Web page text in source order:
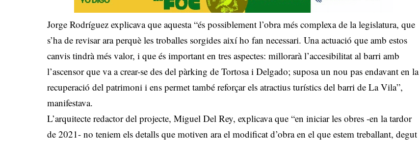
Jorge Rodríguez explicava que aquesta “és possiblement l’obra més complexa de la legislatura, que
s’ha de revisar ara perquè les troballes sorgides així ho fan necessari. Una actuació que amb estos
canvis tindrà més valor, i que és important en tres aspectes: millorarà l’accesibilitat al barri amb
l’ascensor que va a crear-se des del pàrking de Tortosa i Delgado; suposa un nou pas endavant en la
recuperació del patrimoni i ens permet també reforçar els atractius turístics del barri de La Vila”,
manifestava.
L’arquitecte redactor del projecte, Miguel Del Rey, explicava que “en iniciar les obres -en la tardor
de 2021- no teniem els detalls que motiven ara el modificat d’obra en el que estem treballant, degut